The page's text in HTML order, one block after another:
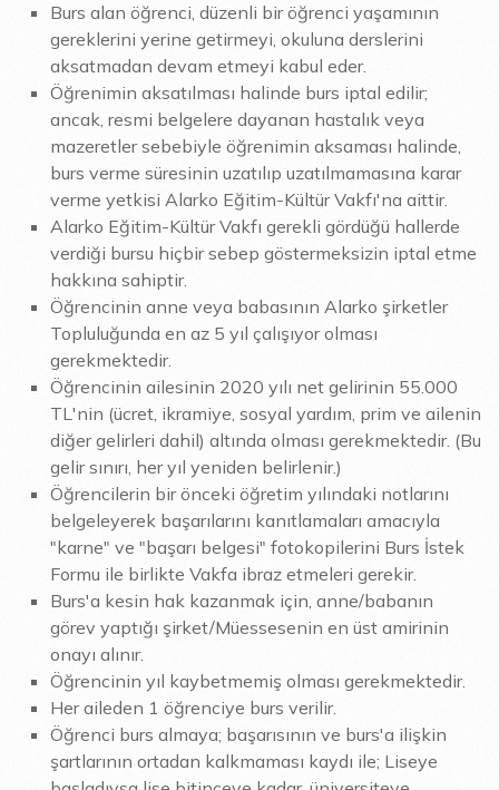
Burs alan öğrenci, düzenli bir öğrenci yaşamının
gereklerini yerine getirmeyi, okuluna derslerini
aksatmadan devam etmeyi kabul eder.
Öğrenimin aksatılması halinde burs iptal edilir;
ancak, resmi belgelere dayanan hastalık veya
mazeretler sebebiyle öğrenimin aksaması halinde,
burs verme süresinin uzatılıp uzatılmamasına karar
verme yetkisi Alarko Eğitim-Kültür Vakfı'na aittir.
Alarko Eğitim-Kültür Vakfı gerekli gördüğü hallerde
verdiği bursu hiçbir sebep göstermeksizin iptal etme
hakkına sahiptir.
Öğrencinin anne veya babasının Alarko şirketler
Topluluğunda en az 5 yıl çalışıyor olması
gerekmektedir.
Öğrencinin ailesinin 2020 yılı net gelirinin 55.000
TL'nin (ücret, ikramiye, sosyal yardım, prim ve ailenin
diğer gelirleri dahil) altında olması gerekmektedir. (Bu
gelir sınırı, her yıl yeniden belirlenir.)
Öğrencilerin bir önceki öğretim yılındaki notlarını
belgeleyerek başarılarını kanıtlamaları amacıyla
"karne" ve "başarı belgesi" fotokopilerini Burs İstek
Formu ile birlikte Vakfa ibraz etmeleri gerekir.
Burs'a kesin hak kazanmak için, anne/babanın
görev yaptığı şirket/Müessesenin en üst amirinin
onayı alınır.
Öğrencinin yıl kaybetmemiş olması gerekmektedir.
Her aileden 1 öğrenciye burs verilir.
Öğrenci burs almaya; başarısının ve burs'a ilişkin
şartlarının ortadan kalkmaması kaydı ile; Liseye